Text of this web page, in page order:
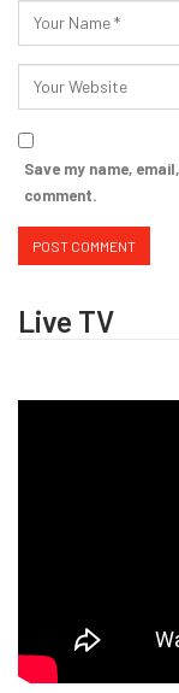
Save my name,
comment.
Live TV